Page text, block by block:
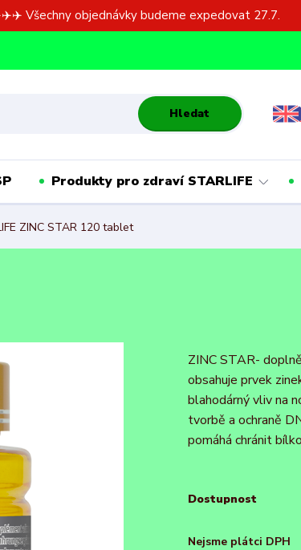
Všechny objednávky budeme expedovat 27.7.
Hledat
Produkty pro zdraví STARLIFE
ZINC STAR 120 tablet
ZINC STAR-
obsahuje prvek
blahodárný vliv na
tvorbě a ochraně
pomáhá chránit
Dostupnost
Nejsme plátci DPH